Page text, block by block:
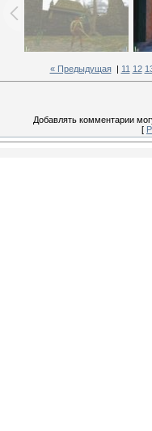
« Предыдущая| 11 12
Добавлять комментарии
[